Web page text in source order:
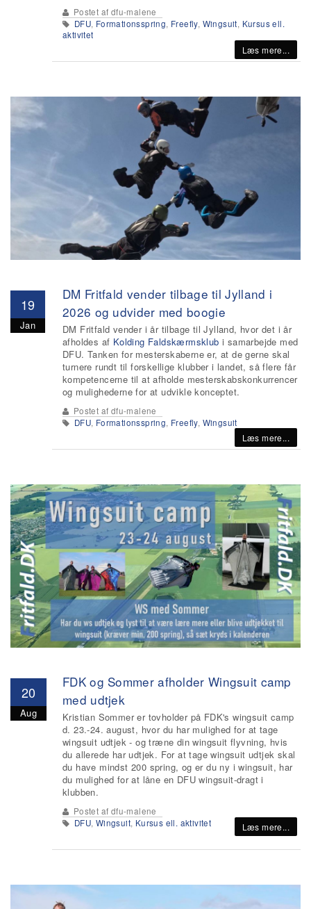
Postet af dfu-malene
DFU, Formationsspring, Freefly, Wingsuit, Kursus ell.
aktivitet
Læs mere...
19
Jan
DM Fritfald vender tilbage til Jylland i
2026 og udvider med boogie
DM Fritfald vender i år tilbage til Jylland, hvor det i år
afholdes af Kolding Faldskærmsklub i samarbejde med
DFU. Tanken for mesterskaberne er, at de gerne skal
turnere rundt til forskellige klubber i landet, så flere får
kompetencerne til at afholde mesterskabskonkurrencer
og mulighederne for at udvikle konceptet.
Postet af dfu-malene
DFU, Formationsspring, Freefly, Wingsuit
Læs mere...
20
Aug
FDK og Sommer afholder Wingsuit camp
med udtjek
Kristian Sommer er tovholder på FDK's wingsuit camp
d. 23.-24. august, hvor du har mulighed for at tage
wingsuit udtjek - og træne din wingsuit flyvning, hvis
du allerede har udtjek. For at tage wingsuit udtjek skal
du have mindst 200 spring, og er du ny i wingsuit, har
du mulighed for at låne en DFU wingsuit-dragt i
klubben.
Postet af dfu-malene
DFU, Wingsuit, Kursus ell. aktivitet Læs mere...